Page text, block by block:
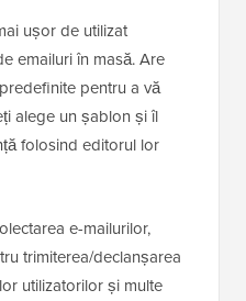
ușor de utilizat
emailuri în masă. Are
pentru a vă
alege un șablon și îl
folosind editorul lor
e-mailurilor,
trimiterea/declanșarea
utilizatorilor și multe